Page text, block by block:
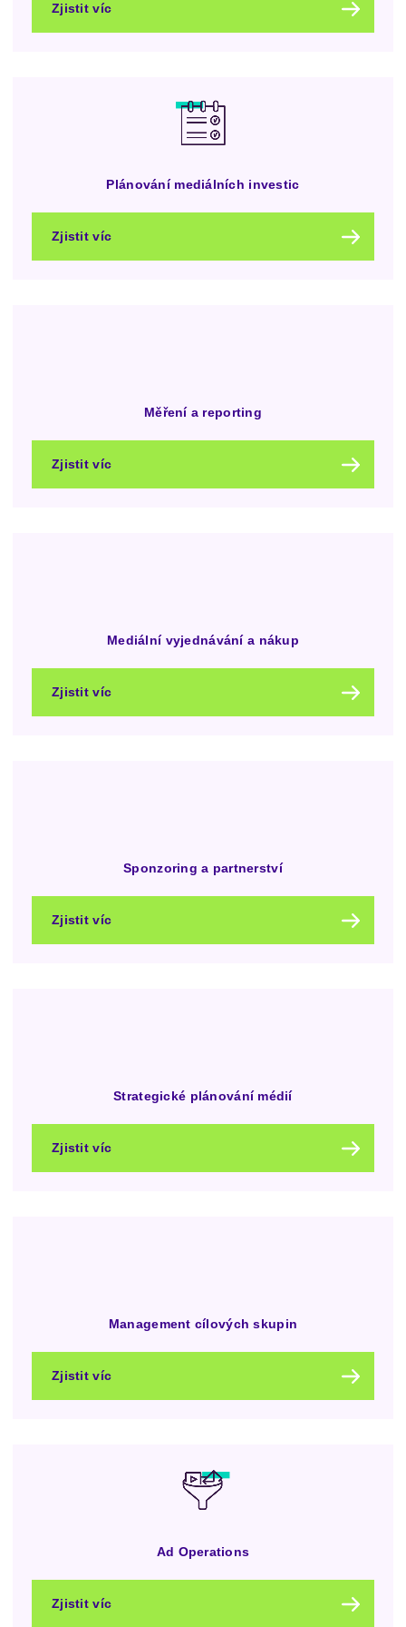
Zjistit víc
Plánování mediálních investic
Zjistit víc
Měření a reporting
Zjistit víc
Mediální vyjednávání a nákup
Zjistit víc
Sponzoring a partnerství
Zjistit víc
Strategické plánování médií
Zjistit víc
Management cílových skupin
Zjistit víc
Ad Operations
Zjistit víc